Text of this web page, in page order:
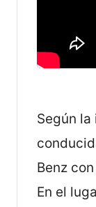
Según
Benz
En el